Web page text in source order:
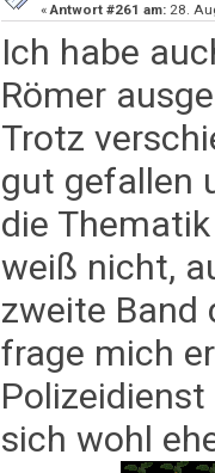
«Antwort #261 am: 28.
Ich habe
Römer
Trotz
gut gefallen
die
weiß nicht,
zweite Band
frage mich
sich wohl